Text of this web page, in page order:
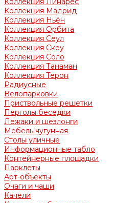
Коллекция Мадрид
Коллекция Ньён
Коллекция Орбита
Коллекция Сеул
Коллекция Скеу
Коллекция Соло
Коллекция Танаман
Коллекция Терон
Радиусные
Велопарковки
Приствольные решетки
Перголы беседки
Лежаки и шезлонги
Мебель чугунная
Столы уличные
Информационные табло
Контейнерные площадки
Парклеты
Арт-объекты
Очаги и чаши
Качели